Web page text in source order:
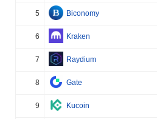
5 Biconomy
6 Kraken
7 Raydium
8 Gate
9 Kucoin